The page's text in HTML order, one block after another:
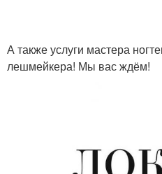
А также услуги мастера
лешмейкера! Мы вас ждём!